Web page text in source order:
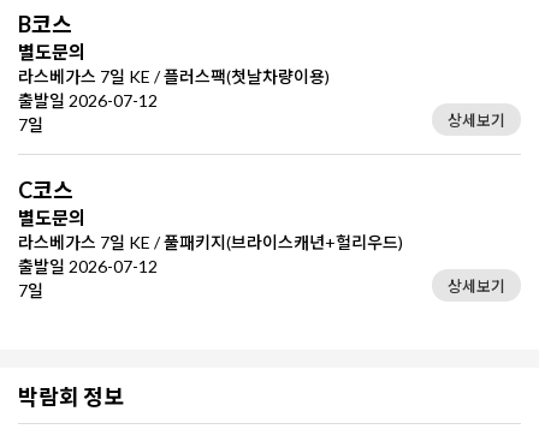
B코스
별도문의
라스베가스 7일 KE / 플러스팩(첫날차량이용)
출발일 2026-07-12
7일
상세보기
C코스
별도문의
라스베가스 7일 KE / 풀패키지(브라이스캐년+헐리우드)
출발일 2026-07-12
7일
상세보기
박람회 정보